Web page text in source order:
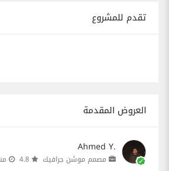
تقدم للمشروع
العروض المقدمة
Ahmed Y.
مصمم موشن جرافيك